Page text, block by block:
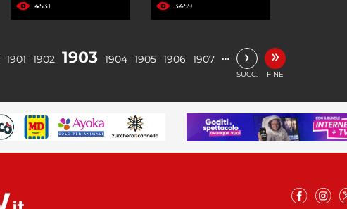
4531 3459
1901 1902 1903 1904 1905 1906 1907 … ›
SUCC.
»
FINE